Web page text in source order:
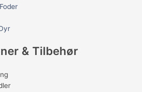
& Tilbehør